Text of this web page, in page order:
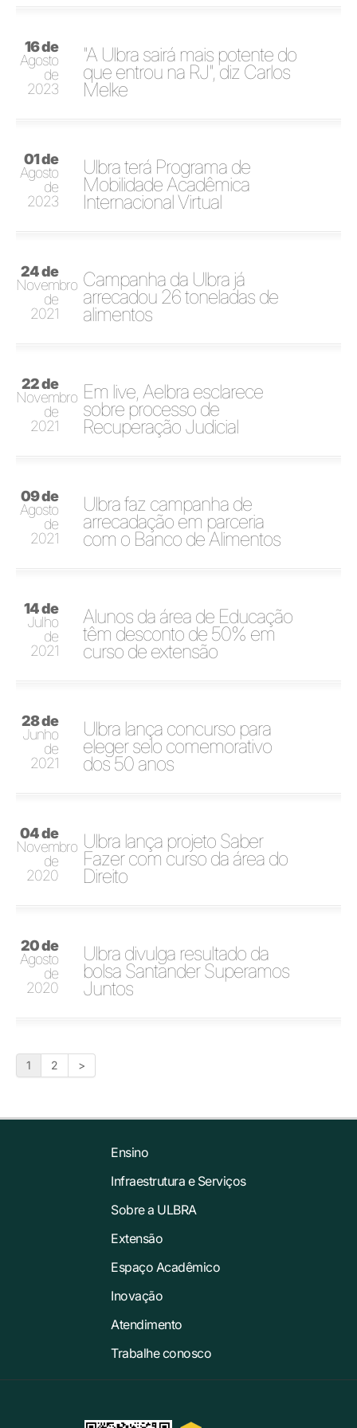
16 de
Agosto
de
2023
"A Ulbra sairá mais potente do
que entrou na RJ", diz Carlos
Melke
01 de
Agosto
de
2023
Ulbra terá Programa de
Mobilidade Acadêmica
Internacional Virtual
24 de
Novembro
de
2021
Campanha da Ulbra já
arrecadou 26 toneladas de
alimentos
22 de
Novembro
de
2021
Em live, Aelbra esclarece
sobre processo de
Recuperação Judicial
09 de
Agosto
de
2021
Ulbra faz campanha de
arrecadação em parceria
com o Banco de Alimentos
14 de
Julho
de
2021
Alunos da área de Educação
têm desconto de 50% em
curso de extensão
28 de
Junho
de
2021
Ulbra lança concurso para
eleger selo comemorativo
dos 50 anos
04 de
Novembro
de
2020
Ulbra lança projeto Saber
Fazer com curso da área do
Direito
20 de
Agosto
de
2020
Ulbra divulga resultado da
bolsa Santander Superamos
Juntos
1 2 >
Ensino
Infraestrutura e Serviços
Sobre a ULBRA
Extensão
Espaço Acadêmico
Inovação
Atendimento
Trabalhe conosco